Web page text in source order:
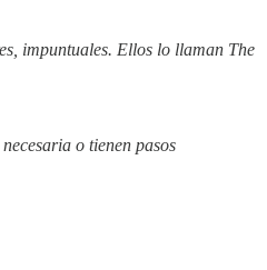
impuntuales. Ellos lo llaman The
o tienen pasos